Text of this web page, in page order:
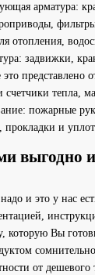
арматура:
отопления,
задвижки,
представлено
счетчики тепла,
пожарные
и
выгодно
и это у нас
которую Вы
от